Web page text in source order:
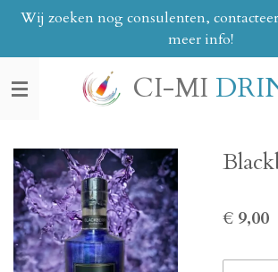
Ga
naar
de
hoofdinhoud
CI-MI
Wij zoeken nog consulenten,
meer info!
€ 9,00